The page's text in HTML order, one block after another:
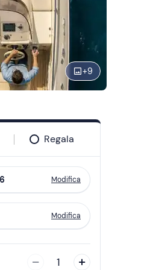
+9
Regala
Modifica
Modifica
1